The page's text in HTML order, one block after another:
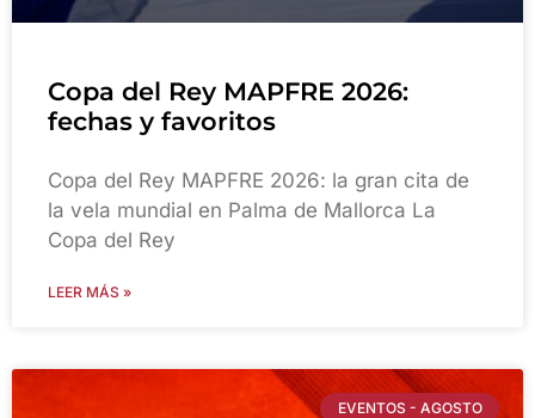
Copa del Rey MAPFRE 2026:
fechas y favoritos
Copa del Rey MAPFRE 2026: la gran cita de
la vela mundial en Palma de Mallorca La
Copa del Rey
LEER MÁS »
EVENTOS - AGOSTO